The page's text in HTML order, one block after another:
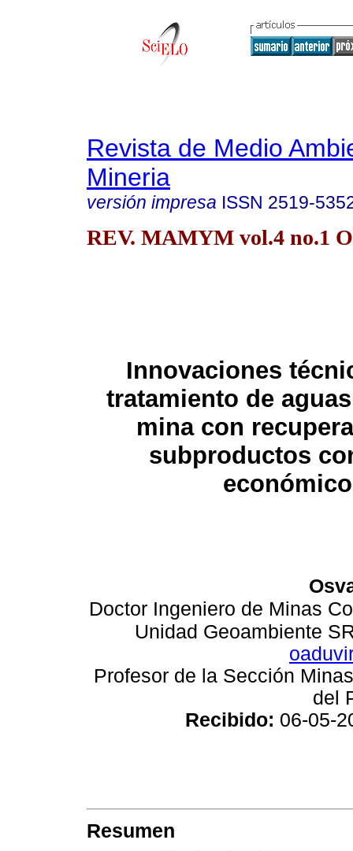
Revista de Medio
Mineria
versión impresa ISSN 2519-
REV. MAMYM vol.4 no.1
Innovaciones
tratamiento de
mina con
subproductos
económico
Doctor Ingeniero de Minas
Unidad Geoambiente
Profesor de la Sección
del
Recibido: 06-05-
Resumen